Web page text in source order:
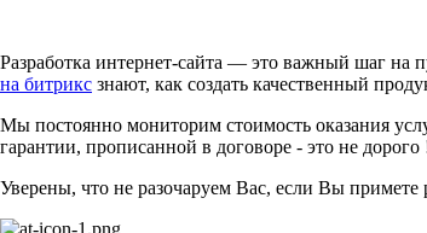
Разработка интернет-сайта — это важный шаг на
на битрикс знают, как создать качественный
Мы постоянно мониторим стоимость оказания
гарантии, прописанной в договоре - это не дорого
Уверены, что не разочаруем Вас, если Вы примете